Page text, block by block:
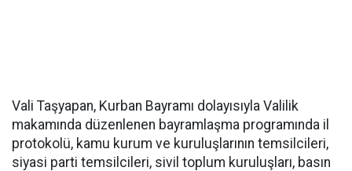
Vali Taşyapan, Kurban Bayramı dolayısıyla Valilik
makamında düzenlenen bayramlaşma programında il
protokolü, kamu kurum ve kuruluşlarının temsilcileri,
siyasi parti temsilcileri, sivil toplum kuruluşları, basın